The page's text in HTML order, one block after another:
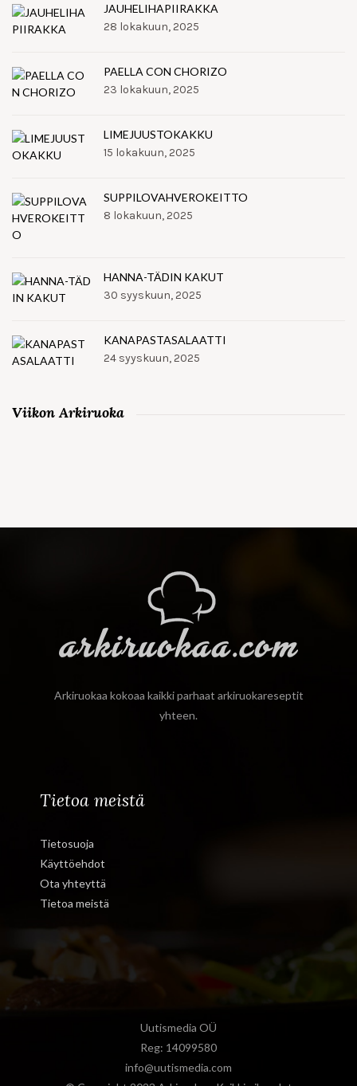
JAUHELIHAPIIRAKKA
28 lokakuun, 2025
PAELLA CON CHORIZO
23 lokakuun, 2025
LIMEJUUSTOKAKKU
15 lokakuun, 2025
SUPPILOVAHVEROKEITTO
8 lokakuun, 2025
HANNA-TÄDIN KAKUT
30 syyskuun, 2025
KANAPASTASALAATTI
24 syyskuun, 2025
Viikon Arkiruoka
Arkiruokaa kokoaa kaikki parhaat arkiruokareseptit
yhteen.
Tietoa meistä
Tietosuoja
Käyttöehdot
Ota yhteyttä
Tietoa meistä
Uutismedia OÜ
Reg: 14099580
info@uutismedia.com